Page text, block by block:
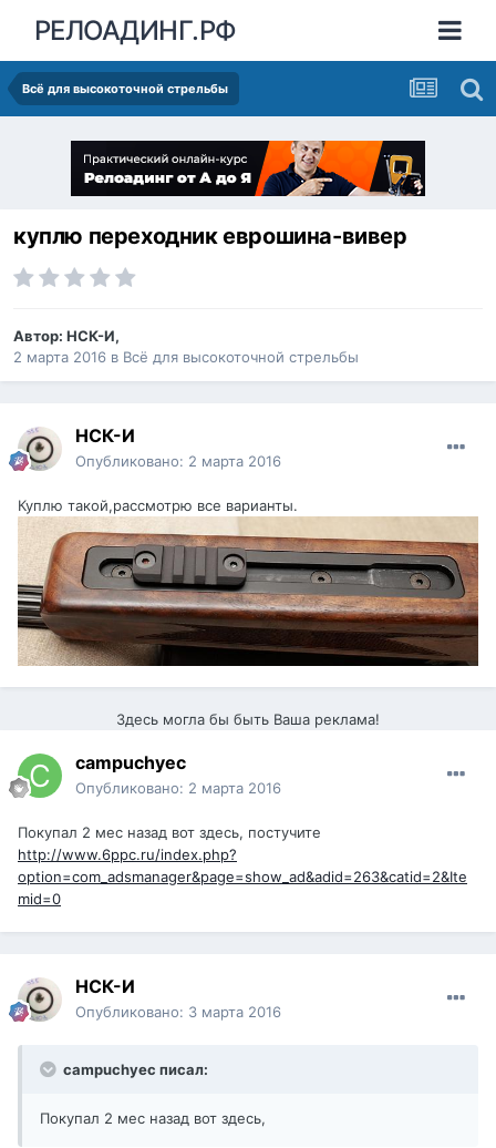
РЕЛОАДИНГ.РФ
Всё для высокоточной стрельбы
куплю переходник еврошина-вивер
Автор: НСК-И,
2 марта 2016 в Всё для высокоточной стрельбы
НСК-И
Опубликовано: 2 марта 2016
Куплю такой,рассмотрю все варианты.
Здесь могла бы быть Ваша реклама!
campuchyec
Опубликовано: 2 марта 2016
Покупал 2 мес назад вот здесь, постучите
http://www.6ppc.ru/index.php?
option=com_adsmanager&page=show_ad&adid=263&catid=2&Ite
mid=0
НСК-И
Опубликовано: 3 марта 2016
campuchyec писал:
Покупал 2 мес назад вот здесь,